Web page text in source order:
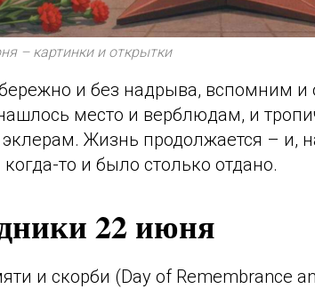
– картинки и открытки
и без надрыва, вспомним и
место и верблюдам, и
Жизнь продолжается – и,
то и было столько отдано.
22 июня
и скорби (Day of Remembrance